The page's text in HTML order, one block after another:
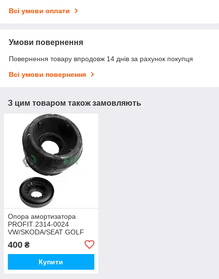
Всі умови оплати
Умови повернення
Повернення товару впродовж 14 днів за рахунок покупця
Всі умови повернення
З цим товаром також замовляють
Опора амортизатора
PROFIT 2314-0024
VW/SKODA/SEAT GOLF
IV/BORA/OCTAVIA/SEAT
LEON/TOLEDO
400 ₴
Купити